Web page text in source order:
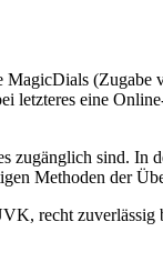
letzteres eine
zugänglich sind. In
Methoden der
recht